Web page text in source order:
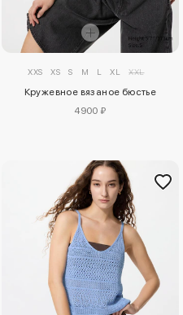
XXS XS S M L XL XXL
Кружевное вязаное бюстье
4900 ₽